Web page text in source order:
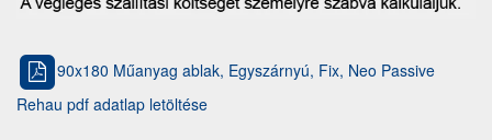
90x180 Műanyag ablak, Egyszárnyú, Fix, Neo Passive
Rehau pdf adatlap letöltése